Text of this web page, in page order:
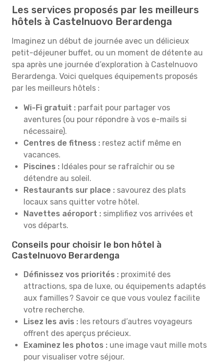
Les services proposés par les meilleurs
hôtels à Castelnuovo Berardenga
Imaginez un début de journée avec un délicieux
petit-déjeuner buffet, ou un moment de détente au
spa après une journée d’exploration à Castelnuovo
Berardenga. Voici quelques équipements proposés
par les meilleurs hôtels :
Wi-Fi gratuit : parfait pour partager vos
aventures (ou pour répondre à vos e-mails si
nécessaire).
Centres de fitness : restez actif même en
vacances.
Piscines : Idéales pour se rafraîchir ou se
détendre au soleil.
Restaurants sur place : savourez des plats
locaux sans quitter votre hôtel.
Navettes aéroport : simplifiez vos arrivées et
vos départs.
Conseils pour choisir le bon hôtel à
Castelnuovo Berardenga
Définissez vos priorités : proximité des
attractions, spa de luxe, ou équipements adaptés
aux familles ? Savoir ce que vous voulez facilite
votre recherche.
Lisez les avis : les retours d’autres voyageurs
offrent des aperçus précieux.
Examinez les photos : une image vaut mille mots
pour visualiser votre séjour.